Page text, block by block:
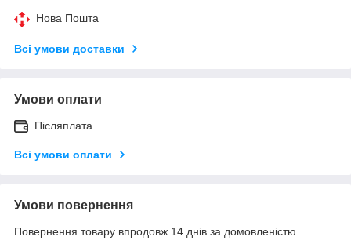
Нова Пошта
Всі умови доставки
Умови оплати
Післяплата
Всі умови оплати
Умови повернення
Повернення товару впродовж 14 днів за домовленістю